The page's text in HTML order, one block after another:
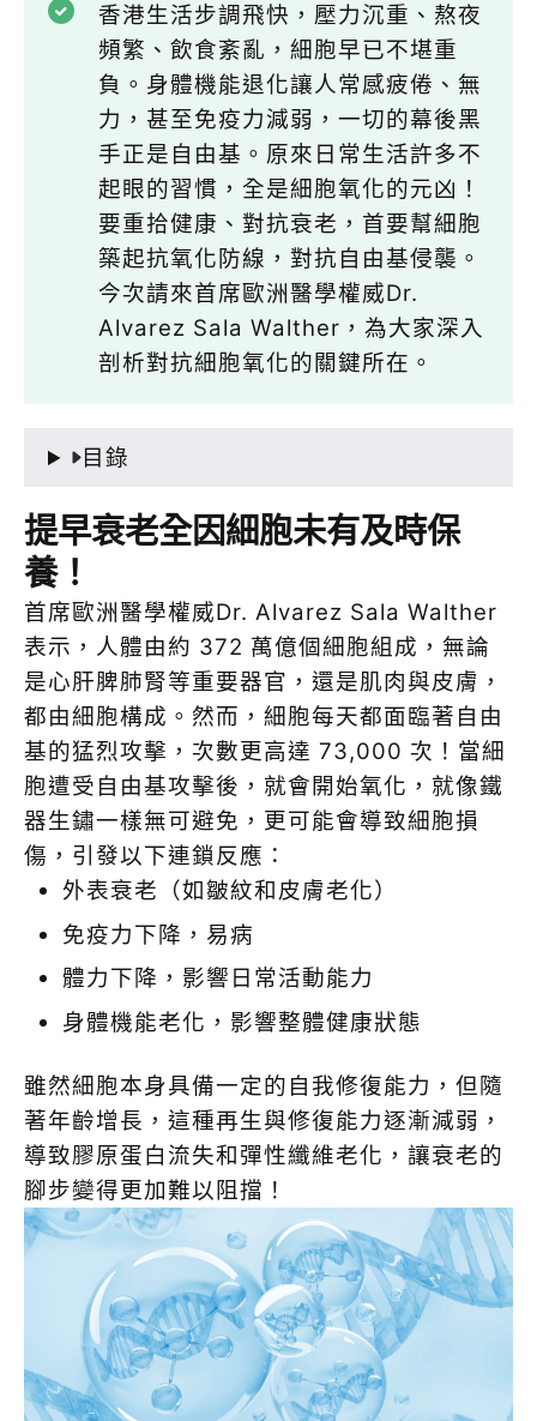
香港生活步調飛快，壓力沉重、熬夜
頻繁、飲食紊亂，細胞早已不堪重
負。身體機能退化讓人常感疲倦、無
力，甚至免疫力減弱，一切的幕後黑
手正是自由基。原來日常生活許多不
起眼的習慣，全是細胞氧化的元凶！
要重拾健康、對抗衰老，首要幫細胞
築起抗氧化防線，對抗自由基侵襲。
今次請來首席歐洲醫學權威Dr.
Alvarez Sala Walther，為大家深入
剖析對抗細胞氧化的關鍵所在。
目錄
提早衰老全因細胞未有及時保
養！
首席歐洲醫學權威Dr. Alvarez Sala Walther
表示，人體由約 372 萬億個細胞組成，無論
是心肝脾肺腎等重要器官，還是肌肉與皮膚，
都由細胞構成。然而，細胞每天都面臨著自由
基的猛烈攻擊，次數更高達 73,000 次！當細
胞遭受自由基攻擊後，就會開始氧化，就像鐵
器生鏽一樣無可避免，更可能會導致細胞損
傷，引發以下連鎖反應：
外表衰老（如皺紋和皮膚老化）
免疫力下降，易病
體力下降，影響日常活動能力
身體機能老化，影響整體健康狀態
雖然細胞本身具備一定的自我修復能力，但隨
著年齡增長，這種再生與修復能力逐漸減弱，
導致膠原蛋白流失和彈性纖維老化，讓衰老的
腳步變得更加難以阻擋！